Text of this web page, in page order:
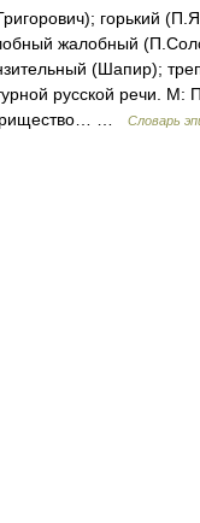
горький
жалобный
(Шапир);
русской речи. М:
…
Словарь